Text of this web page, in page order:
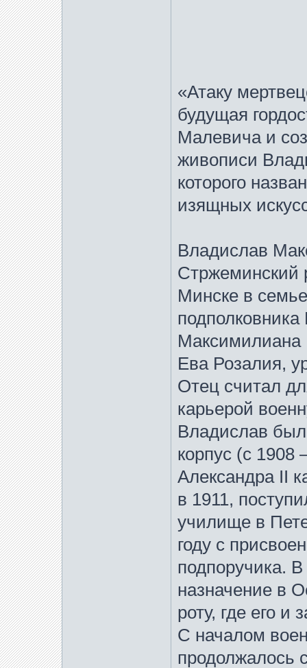
«Атаку
будущая
Малевича и
живописи
которого
изящных
Владислав
Стржеминский
Минске в
Максимилиана
Ева Розалия,
Отец считал
карьерой
Владислав был
корпус (c
Александра II
в 1911,
училище в
году с
подпоручика.
назначение в
роту, где его и
С началом
продолжалось